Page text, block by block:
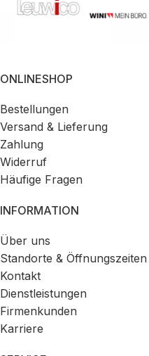
ONLINESHOP
Bestellungen
Versand & Lieferung
Zahlung
Widerruf
Häufige Fragen
INFORMATION
Über uns
Standorte & Öffnungszeiten
Kontakt
Dienstleistungen
Firmenkunden
Karriere